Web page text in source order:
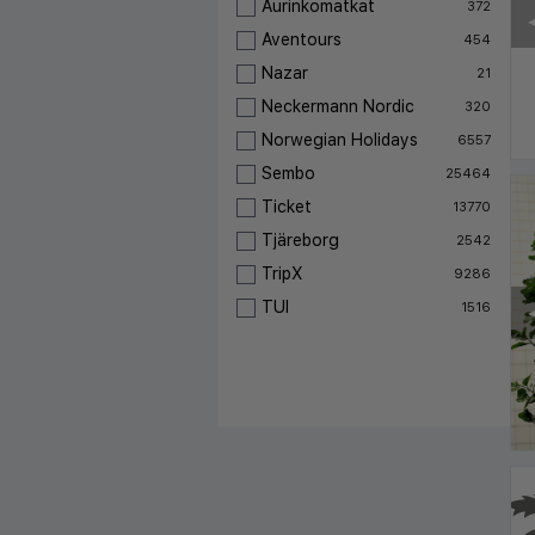
Aurinkomatkat 372
Aventours 454
Nazar 21
Neckermann Nordic 320
Norwegian Holidays 6557
Sembo 25464
Ticket 13770
Tjäreborg 2542
TripX 9286
TUI 1516